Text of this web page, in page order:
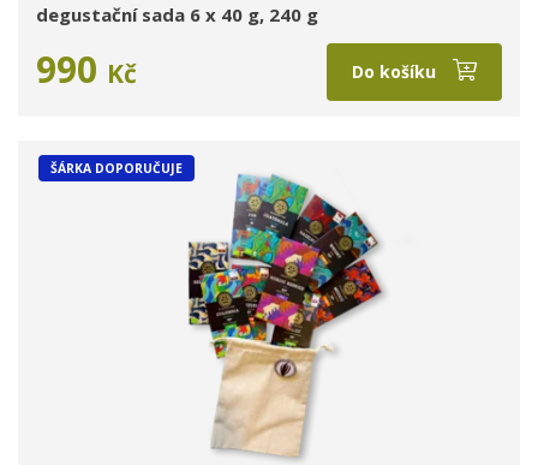
degustační sada 6 x 40 g, 240 g
990 Kč Do košíku
ŠÁRKA DOPORUČUJE